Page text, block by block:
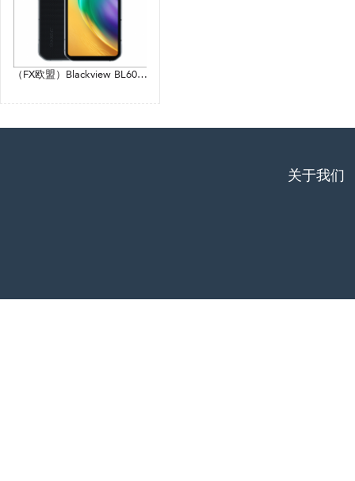
（FX欧盟）Blackview BL6000 PRO 6.36寸 银色 8+256G 天玑800 2.5GHZ 八核标配
关于我们